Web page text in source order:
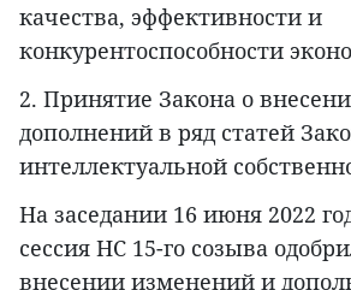
качества, эффективности и
конкурентоспособности
2. Принятие Закона о
дополнений в ряд статей
интеллектуальной
На заседании 16 июня 2022
сессия НС 15-го созыва
внесении изменений и